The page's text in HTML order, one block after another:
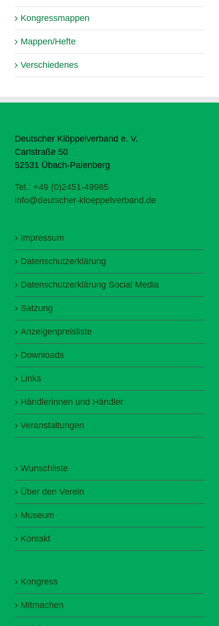
Kongressmappen
Mappen/Hefte
Verschiedenes
Deutscher Klöppelverband e. V.
Carlstraße 50
52531 Übach-Palenberg
Tel.: +49 (0)2451-49985
info@deutscher-kloeppelverband.de
Impressum
Datenschutzerklärung
Datenschutzerklärung Social Media
Satzung
Anzeigenpreisliste
Downloads
Links
Händlerinnen und Händler
Veranstaltungen
Wunschliste
Über den Verein
Museum
Kontakt
Kongress
Mitmachen